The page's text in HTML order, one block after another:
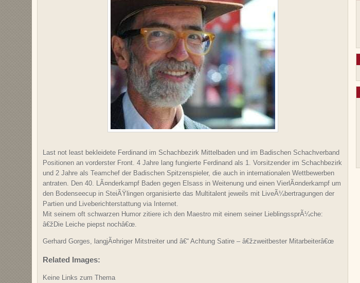
Last not least bekleidete Ferdinand im Schachbezirk Mittelbaden und im Badischen Schachverband
Positionen an vorderster Front. 4 Jahre lang fungierte Ferdinand als 1. Vorsitzender im Schachbezirk
und 2 Jahre als Teamchef der Badischen Spitzenspieler, die auch in internationalen Wettbewerben
antraten. Den 40. LÃ¤nderkampf Baden gegen Elsass in Weitenung und einen VierlÃ¤nderkampf um
den Bodenseecup in SteiÃŸlingen organisierte das Multitalent jeweils mit LiveÃ¼bertragungen der
Partien und Liveberichterstattung via Internet.
Mit seinem oft schwarzen Humor zitiere ich den Maestro mit einem seiner LieblingssprÃ¼che:
â€žDie Leiche piepst nochâ€œ.
Gerhard Gorges, langjÃ¤hriger Mitstreiter und â€“ Achtung Satire – â€žzweitbester Mitarbeiterâ€œ
Related Images:
Keine Links zum Thema